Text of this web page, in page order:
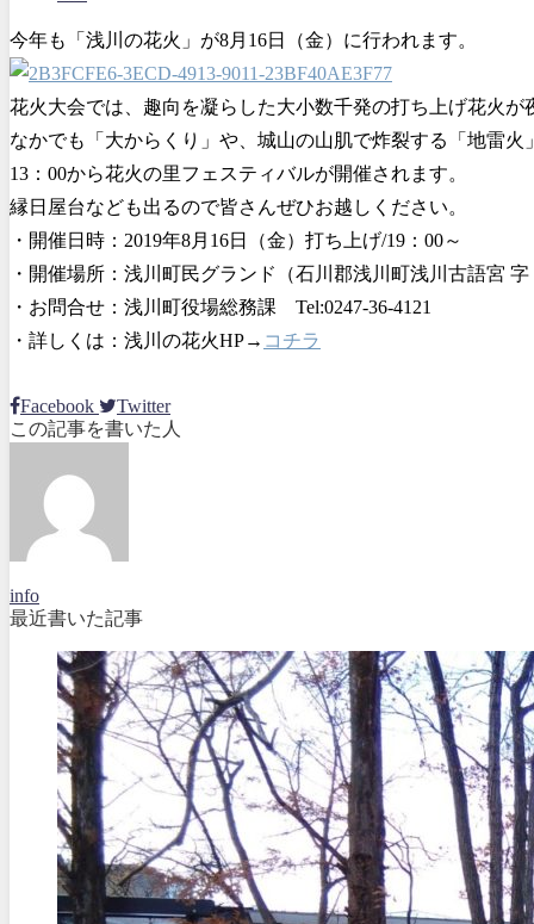
今年も「浅川の花火」が8月16日（金）に行われます。
花火大会では、趣向を凝らした大小数千発の打ち上げ花火が
なかでも「大からくり」や、城山の山肌で炸裂する「地雷
13：00から花火の里フェスティバルが開催されます。
縁日屋台なども出るので皆さんぜひお越しください。
・開催日時：2019年8月16日（金）打ち上げ/19：00～
・開催場所：浅川町民グランド（石川郡浅川町浅川古語宮 字
・お問合せ：浅川町役場総務課 Tel:0247-36-4121
・詳しくは：浅川の花火HP→ コチラ
Facebook
Twitter
この記事を書いた人
info
最近書いた記事